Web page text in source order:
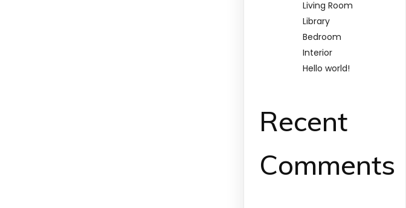
Living Room
Library
Bedroom
Interior
Hello world!
Recent
Comments